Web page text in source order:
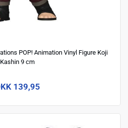
POP! Animation Vinyl Figure Koji
Kashin 9 cm
139,95